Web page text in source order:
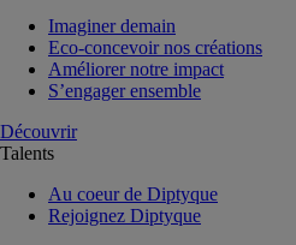
Imaginer demain
Eco-concevoir nos créations
Améliorer notre impact
S’engager ensemble
Découvrir
Talents
Au coeur de Diptyque
Rejoignez Diptyque